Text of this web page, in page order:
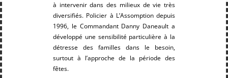
à intervenir dans des milieux de vie très
diversifiés. Policier à L’Assomption depuis
1996, le Commandant Danny Daneault a
développé une sensibilité particulière à la
détresse des familles dans le besoin,
surtout à l’approche de la période des
fêtes.